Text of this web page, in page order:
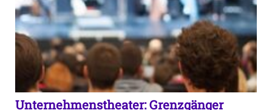
Unternehmenstheater: Grenzgänger